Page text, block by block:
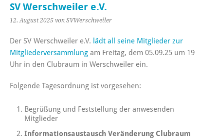
SV Werschweiler e.V.
12. August 2025 von SVWerschweiler
Der SV Werschweiler e.V. lädt all seine Mitglieder zur
Mitgliederversammlung am Freitag, dem 05.09.25 um 19
Uhr in den Clubraum in Werschweiler ein.
Folgende Tagesordnung ist vorgesehen:
Begrüßung und Feststellung der anwesenden
Mitglieder
Informationsaustausch Veränderung Clubraum